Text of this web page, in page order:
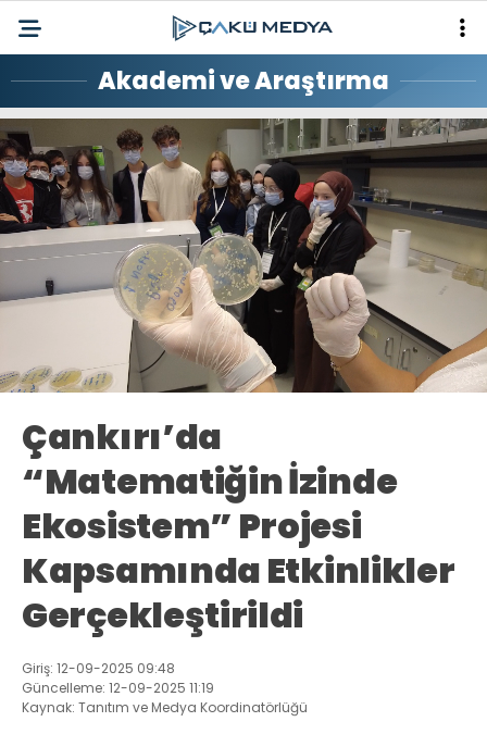
Akademi ve Araştırma
Unmute
0%
Progress
0%
Çankırı’da
“Matematiğin İzinde
Ekosistem” Projesi
Kapsamında Etkinlikler
Gerçekleştirildi
Giriş: 12-09-2025 09:48
Güncelleme: 12-09-2025 11:19
Kaynak: Tanıtım ve Medya Koordinatörlüğü